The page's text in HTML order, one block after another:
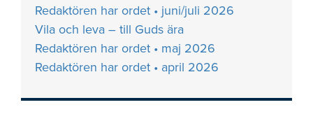
Redaktören har ordet • juni/juli 2026
Vila och leva – till Guds ära
Redaktören har ordet • maj 2026
Redaktören har ordet • april 2026